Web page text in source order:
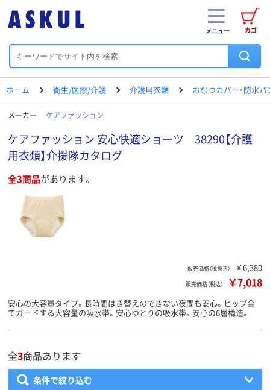
カゴ
メニュー
ホーム 衛生/医療/介護 介護用衣類 おむつカバー・防水パ
メーカー ケアファッション
ケアファッション 安心快適ショーツ 38290【介護
用衣類】介援隊カタログ
全3商品があります。
販売価格（税抜き） ￥6,380
販売価格（税込） ￥7,018
安心の大容量タイプ。長時間はき替えのできない夜間も安心。ヒップ全
てガードする大容量の吸水帯。安心ゆとりの吸水帯。安心の6層構造。
全3商品あります
条件で絞り込む